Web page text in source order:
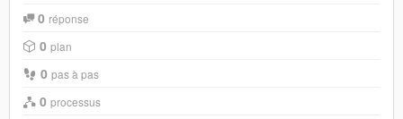
0 réponse
0 plan
0 pas à pas
0 processus